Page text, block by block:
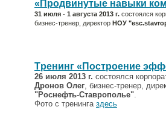
«Продвинутые навыки
31 июля - 1 августа 2013 г. состоялся
бизнес-тренер, директор НОУ
Tренинг «Построение
26 июля 2013 г. состоялся
Дронов Олег, бизнес-тренер,
"Роснефть-Ставрополье".
Фото с тренинга здесь